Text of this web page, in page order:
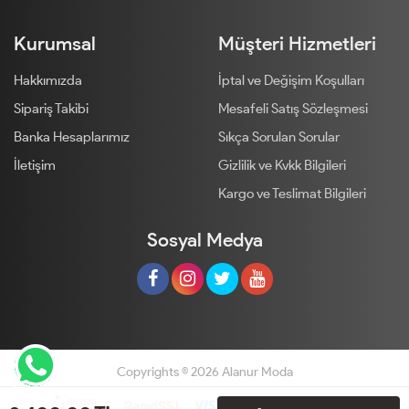
Kurumsal
Hakkımızda
Sipariş Takibi
Banka Hesaplarımız
İletişim
Müşteri Hizmetleri
İptal ve Değişim Koşulları
Mesafeli Satış Sözleşmesi
Sıkça Sorulan Sorular
Gizlilik ve Kvkk Bilgileri
Kargo ve Teslimat Bilgileri
Sosyal Medya
Copyrights © 2026 Alanur Moda